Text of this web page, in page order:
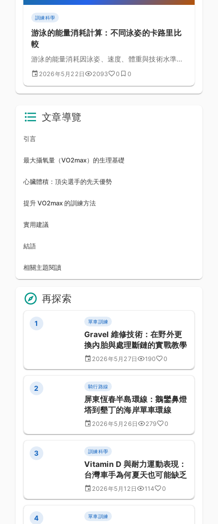
訓練科學
游泳的能量消耗計算：不同泳姿的卡路里比
較
游泳的能量消耗因泳姿、速度、體重與技術水準而
有極大差異，坊間「游泳每小時燃燒 500 大卡」
的說法過於簡化。本文以運動生理學公式解析各泳
2026年5月22日 2093 0 0
文章導覽
引言
最大攝氧量（VO2max）的生理基礎
心臟體積：頂尖選手的先天優勢
提升 VO2max 的訓練方法
實用建議
結語
相關主題閱讀
再探索
1 單車訓練
Gravel 維修技術：在野外更
換內胎與處理斷鏈的實戰教學
2026年5月27日 190 0
2 騎行路線
屏東恆春半島環線：鵝鑾鼻燈
塔到墾丁的海岸單車環線
2026年5月26日 279 0
3 訓練科學
Vitamin D 與耐力運動表現：
台灣車手為何夏天也可能缺乏
2026年5月12日 114 0
4 單車訓練